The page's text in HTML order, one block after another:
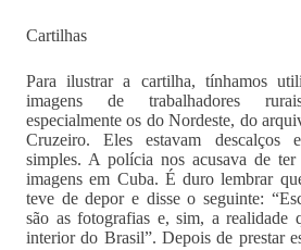
Cartilhas
Para ilustrar a cartilha, tínhamos
imagens de trabalhadores
especialmente os do Nordeste, do
Cruzeiro. Eles estavam descalços
simples. A polícia nos acusava de ter
imagens em Cuba. É duro lembrar
teve de depor e disse o seguinte:
são as fotografias e, sim, a realidade
interior do Brasil”. Depois de prestar